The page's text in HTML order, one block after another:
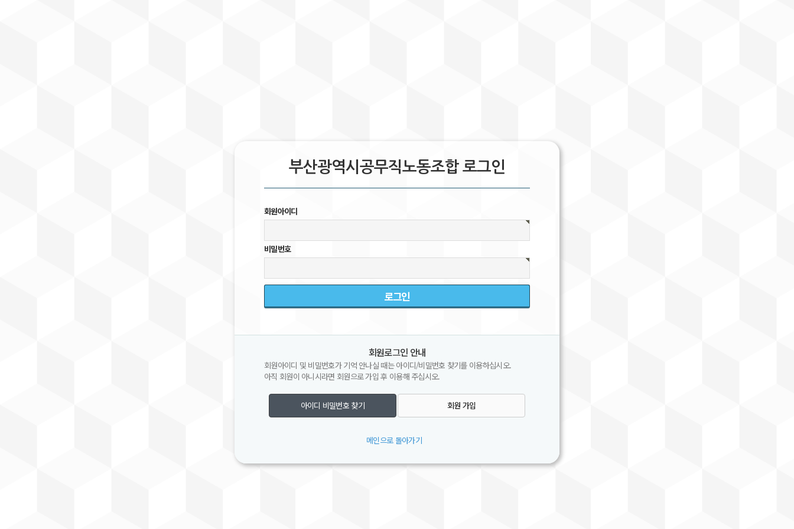
부산광역시공무직노동조합 로그인
회원아이디
비밀번호
회원로그인 안내
회원아이디 및 비밀번호가 기억 안나실 때는 아이디/비밀번호 찾기를 이용하십시오.
아직 회원이 아니시라면 회원으로 가입 후 이용해 주십시오.
아이디 비밀번호 찾기 회원 가입
메인으로 돌아가기